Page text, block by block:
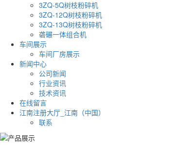
3ZQ-5Q树枝粉碎机
3ZQ-12Q树枝粉碎机
3ZQ-13Q树枝粉碎机
砻碾一体组合机
车间展示
车间厂房展示
新闻中心
公司新闻
行业资讯
技术资讯
在线留言
江南注册大厅_江南（中国）
联系